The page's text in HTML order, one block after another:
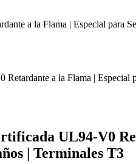
UL94-V0
| Terminales T3